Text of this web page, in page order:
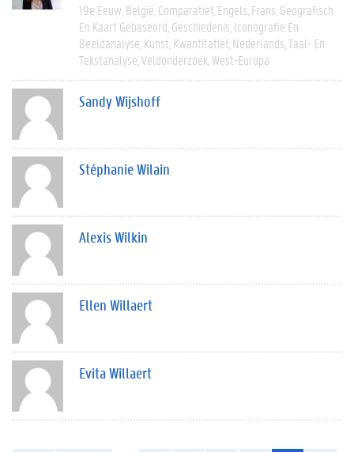
19e Eeuw België Comparatief Engels Frans Geografisch
En Kaart Gebaseerd Geschiedenis Iconografie En
Beeldanalyse Kunst Kwantitatief Nederlands Taal- En
Tekstanalyse Veldonderzoek West-Europa
Sandy Wijshoff
Stéphanie Wilain
Alexis Wilkin
Ellen Willaert
Evita Willaert